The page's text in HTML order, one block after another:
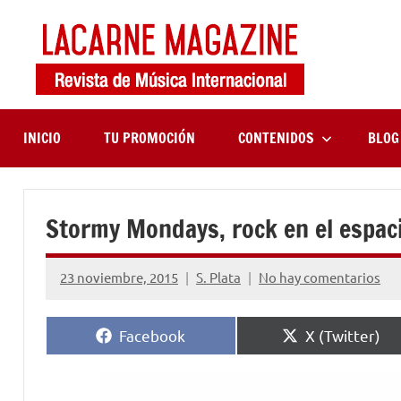
contenido
música
internacional
INICIO TU PROMOCIÓN CONTENIDOS BLOG
Stormy Mondays, rock en el
23 noviembre, 2015 S. Plata No hay comentarios
Compartir
en
Facebook
Compartir
en
X (Twitter)